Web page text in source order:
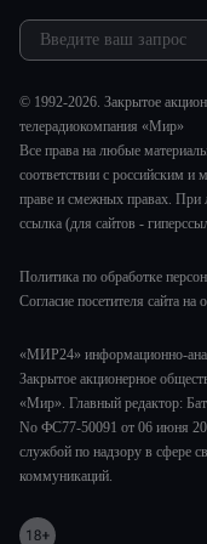
Культура
Шоу-бизнес
Сад и огород
МИР. Мнение
Мировое соглашение
Обману.НЕТ
Предварительный диагноз
Пять причин поехать в...
Результаты СОУТ
© 1992-2026. Закрытое
телерадиокомпания «Мир»
Все права на любые
соответствии с российским и
праве и смежных правах.
ссылка (для сайтов -
Политика по обработке
Согласие посетителя сайта
«МИР24» информационно-
Закрытое акционерное
«Мир». Главный редактор:
No ФС77-50091 от 06 июня
службой по надзору в сфере
коммуникаций.